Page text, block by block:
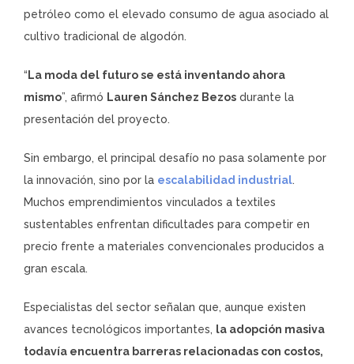
petróleo como el elevado consumo de agua asociado al
cultivo tradicional de algodón.
“ La moda del futuro se está inventando ahora
mismo”, afirmó Lauren Sánchez Bezos durante la
presentación del proyecto.
Sin embargo, el principal desafío no pasa solamente por
la innovación, sino por la escalabilidad industrial.
Muchos emprendimientos vinculados a textiles
sustentables enfrentan dificultades para competir en
precio frente a materiales convencionales producidos a
gran escala.
Especialistas del sector señalan que, aunque existen
avances tecnológicos importantes, la adopción masiva
todavía encuentra barreras relacionadas con costos,